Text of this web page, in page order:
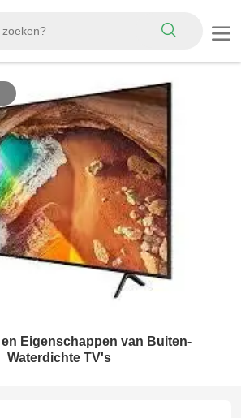
Eigenschappen van Buiten-
Waterdichte TV's